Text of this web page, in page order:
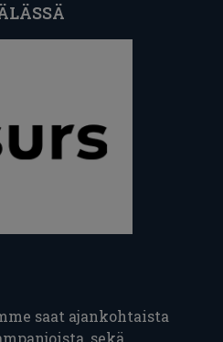
saat ajankohtaista
sekä